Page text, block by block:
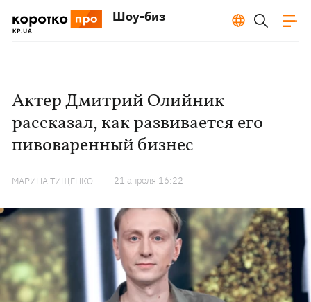
Шоу-биз
Актер Дмитрий Олийник
рассказал, как развивается его
пивоваренный бизнес
МАРИНА ТИЩЕНКО 21 апреля 16:22